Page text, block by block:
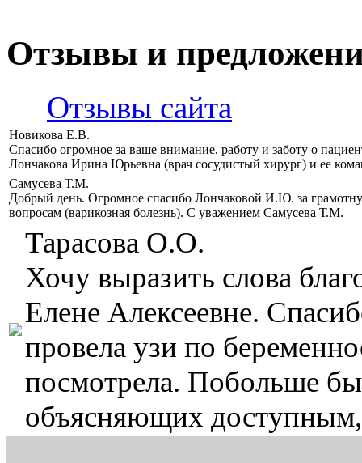
Отзывы и
Отзывы сайта
Новикова Е.В.
Спасибо огромное за ваше внимание, работу и заботу о
Лончакова Ирина Юрьевна (врач сосудистый хирург) и ее
Самусева Т.М.
Добрый день. Огромное спасибо Лончаковой И.Ю. за
вопросам (варикозная болезнь). С уважением Самусева Т.М.
Тарасова О.О.
Хочу выразить слова
Елене Алексеевне.
провела узи по
посмотрела. Побольше
объясняющих